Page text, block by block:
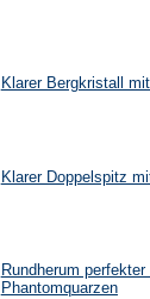
Klarer Bergkristall
Klarer Doppelspitz
Rundherum
Phantomquarzen